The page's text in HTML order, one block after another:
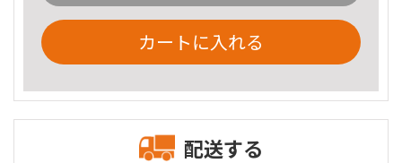
カートに入れる
配送する